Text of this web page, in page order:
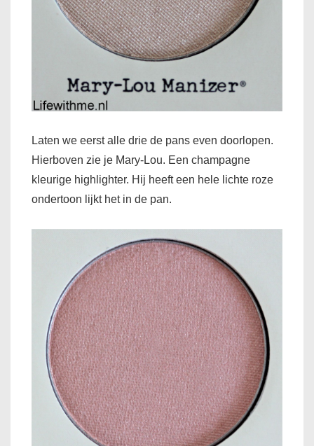
Laten we eerst alle drie de pans even doorlopen.
Hierboven zie je Mary-Lou. Een champagne
kleurige highlighter. Hij heeft een hele lichte roze
ondertoon lijkt het in de pan.